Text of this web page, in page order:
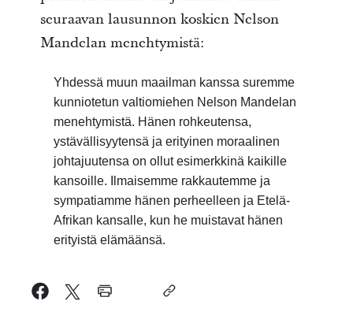
seuraavan lausunnon koskien Nelson
Mandelan menehtymistä:
Yhdessä muun maailman kanssa suremme
kunniotetun valtiomiehen Nelson Mandelan
menehtymistä. Hänen rohkeutensa,
ystävällisyytensä ja erityinen moraalinen
johtajuutensa on ollut esimerkkinä kaikille
kansoille. Ilmaisemme rakkautemme ja
sympatiamme hänen perheelleen ja Etelä-
Afrikan kansalle, kun he muistavat hänen
erityistä elämäänsä.